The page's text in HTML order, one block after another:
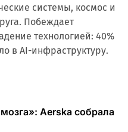
системы, космос и
Побеждает
технологией: 40%
в AI-инфраструктуру.
Aerska собрала